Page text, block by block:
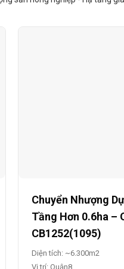
Chuyển Nhượng
Tầng Hơn 0.6ha –
CB1252(1095)
Diện tích: ~6.300m2
Vị trí: Quận8